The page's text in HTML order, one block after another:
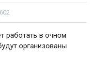
602
работать в очном
организованы